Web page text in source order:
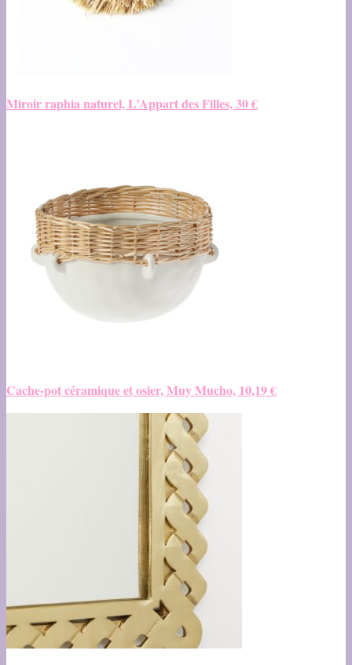
Miroir raphia naturel, L’Appart des Filles, 30 €
Cache-pot céramique et osier, Muy Mucho, 10,19 €